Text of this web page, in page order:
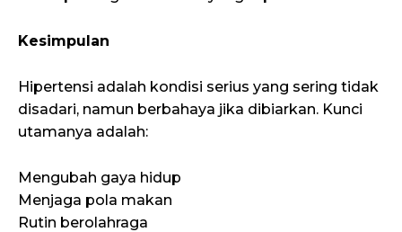
Kesimpulan
Hipertensi adalah kondisi serius yang sering tidak
disadari, namun berbahaya jika dibiarkan. Kunci
utamanya adalah:
Mengubah gaya hidup
Menjaga pola makan
Rutin berolahraga